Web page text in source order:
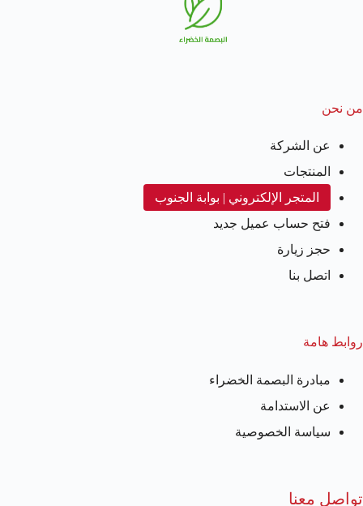
من نحن
عن الشركة
المنتجات
المتجر الإلكتروني | بوابة الجنوب
فتح حساب عميل جديد
حجز زيارة
اتصل بنا
روابط هامة
مبادرة البصمة الخضراء
عن الاستدامة
سياسة الخصوصية
تواصل معنا